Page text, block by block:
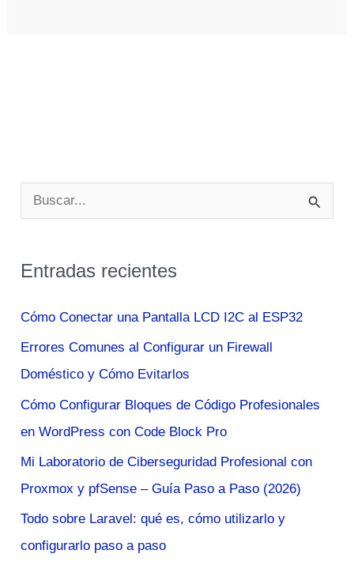
u
c
p
o
r
:
Entradas recientes
Cómo Conectar una Pantalla LCD I2C al ESP32
Errores Comunes al Configurar un Firewall
Doméstico y Cómo Evitarlos
Cómo Configurar Bloques de Código Profesionales
en WordPress con Code Block Pro
Mi Laboratorio de Ciberseguridad Profesional con
Proxmox y pfSense – Guía Paso a Paso (2026)
Todo sobre Laravel: qué es, cómo utilizarlo y
configurarlo paso a paso